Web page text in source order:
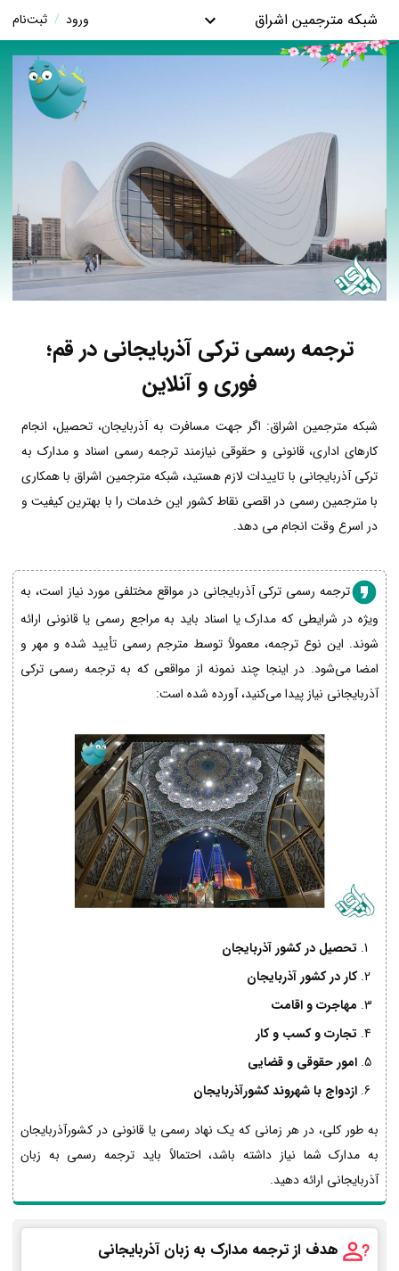
شبکه مترجمین اشراق ورود / ثبت‌نام
ترجمه رسمی ترکی آذربایجانی در قم؛
فوری و آنلاین
شبکه مترجمین اشراق: اگر جهت مسافرت به آذربایجان، تحصیل، انجام
کارهای اداری، قانونی و حقوقی نیازمند ترجمه رسمی اسناد و مدارک به
ترکی آذربایجانی با تاییدات لازم هستید، شبکه مترجمین اشراق با همکاری
با مترجمین رسمی در اقصی نقاط کشور این خدمات را با بهترین کیفیت و
در اسرع وقت انجام می دهد.
ترجمه رسمی ترکی آذربایجانی در مواقع مختلفی مورد نیاز است، به
ویژه در شرایطی که مدارک یا اسناد باید به مراجع رسمی یا قانونی ارائه
شوند. این نوع ترجمه، معمولاً توسط مترجم رسمی تأیید شده و مهر و
امضا می‌شود. در اینجا چند نمونه از مواقعی که به ترجمه رسمی ترکی
آذربایجانی نیاز پیدا می‌کنید، آورده شده است:
تحصیل در کشور آذربایجان
کار در کشور آذربایجان
مهاجرت و اقامت
تجارت و کسب و کار
امور حقوقی و قضایی
ازدواج با شهروند کشورآذربایجان
به طور کلی، در هر زمانی که یک نهاد رسمی یا قانونی در کشورآذربایجان
به مدارک شما نیاز داشته باشد، احتمالاً باید ترجمه رسمی به زبان
آذربایجانی ارائه دهید.
هدف از ترجمه مدارک به زبان آذربایجانی